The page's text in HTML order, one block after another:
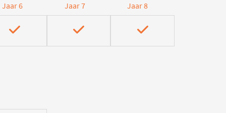
Jaar 6 Jaar 7 Jaar 8